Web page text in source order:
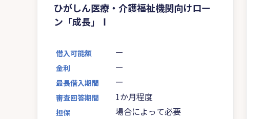
ひがしん医療・介護福祉機関向けロー
ン「成長」Ⅰ
借入可能額 ー
金利 ー
最長借入期間 ー
審査回答期間 1か月程度
担保 場合によって必要